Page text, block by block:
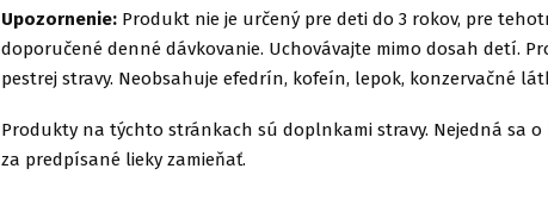
Upozornenie: Produkt nie je určený pre deti do 3 rokov, pre
doporučené denné dávkovanie. Uchovávajte mimo dosah detí.
pestrej stravy. Neobsahuje efedrín, kofeín, lepok, konzervačné
Produkty na týchto stránkach sú doplnkami stravy. Nejedná sa o
za predpísané lieky zamieňať.